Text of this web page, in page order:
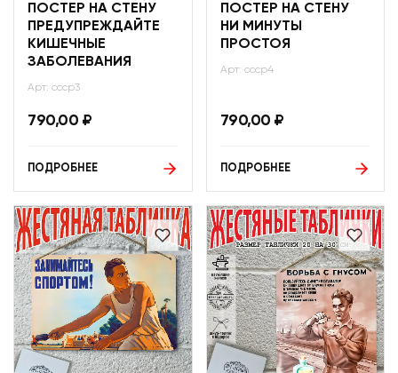
ПОСТЕР НА СТЕНУ
ПРЕДУПРЕЖДАЙТЕ
КИШЕЧНЫЕ
ЗАБОЛЕВАНИЯ
Арт: ссср3
790,00 ₽
ПОДРОБНЕЕ
ПОСТЕР НА СТЕНУ
НИ МИНУТЫ
ПРОСТОЯ
Арт: ссср4
790,00 ₽
ПОДРОБНЕЕ